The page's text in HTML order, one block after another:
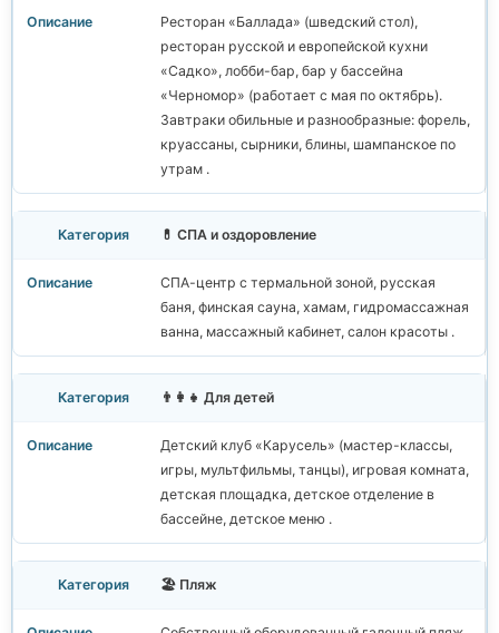
Ресторан «Баллада» (шведский стол),
ресторан русской и европейской кухни
«Садко», лобби-бар, бар у бассейна
«Черномор» (работает с мая по октябрь).
Завтраки обильные и разнообразные: форель,
круассаны, сырники, блины, шампанское по
утрам .
💊 СПА и оздоровление
СПА-центр с термальной зоной, русская
баня, финская сауна, хамам, гидромассажная
ванна, массажный кабинет, салон красоты .
👨‍👩‍👧 Для детей
Детский клуб «Карусель» (мастер-классы,
игры, мультфильмы, танцы), игровая комната,
детская площадка, детское отделение в
бассейне, детское меню .
🏖️ Пляж